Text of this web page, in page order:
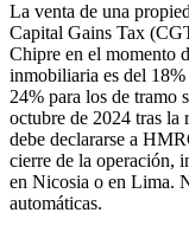
La venta de una
Capital Gains Tax
Chipre en el momento
inmobiliaria es del
24% para los de tramo
octubre de 2024 tras la
debe declararse a
cierre de la operación,
en Nicosia o en Lima.
automáticas.